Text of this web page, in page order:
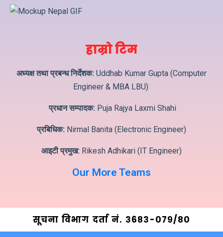
हाम्रो टिम
अध्यक्ष तथा प्रबन्ध निर्देशक: Uddhab Kumar Gupta (Computer
Engineer & MBA LBU)
प्रधान सम्पादक: Puja Rajya Laxmi Shahi
प्रबिधिक: Nirmal Banita (Electronic Engineer)
आइटी प्रमुख: Rikesh Adhikari (IT Engineer)
Our More Teams
सूचना विभाग दर्ता नं. ३6८३-०७९/८०